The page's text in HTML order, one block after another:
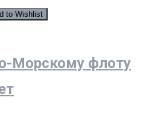
to Wishlist
Морскому флоту